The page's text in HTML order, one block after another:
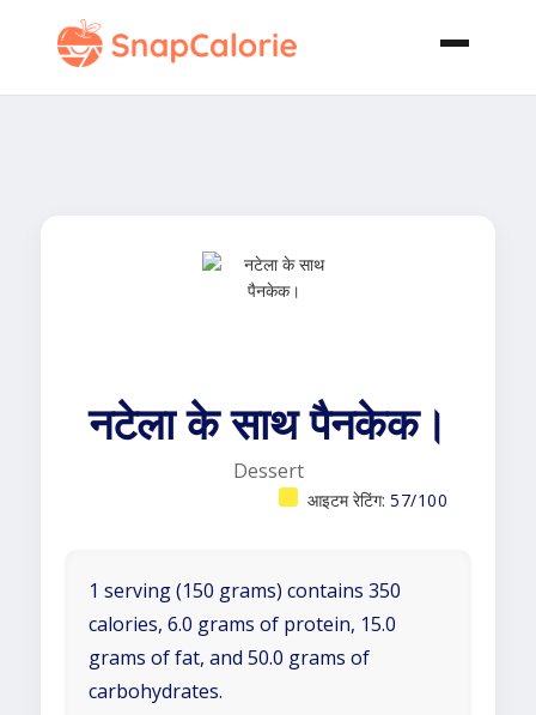
नटेला के साथ पैनकेक।
Dessert
आइटम रेटिंग: 57/100
1 serving (150 grams) contains 350
calories, 6.0 grams of protein, 15.0
grams of fat, and 50.0 grams of
carbohydrates.